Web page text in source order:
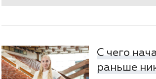
С чего
раньше